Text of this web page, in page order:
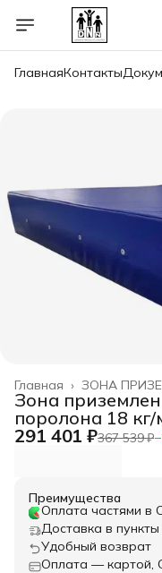
ГлавнаяКонтакты
ЗОНА
Главная ›
Зона
поролона 18
291 401 ₽367 539 ₽−
Преимущества
Оплата частями в
Доставка в
Удобный возврат
Оплата — картой,